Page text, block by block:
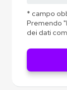
* campo
Premendo
dei dati